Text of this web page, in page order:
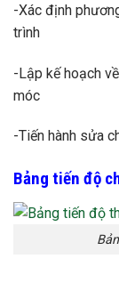
-Xác định
trình
-Lập kế hoạch
móc
-Tiến hành sửa
Bảng tiến độ